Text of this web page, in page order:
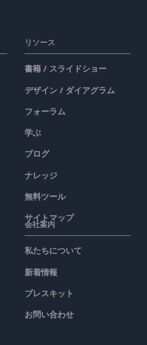
リソース
書籍 / スライドショー
デザイン / ダイアグラム
フォーラム
学ぶ
ブログ
ナレッジ
無料ツール
サイトマップ
会社案内
私たちについて
新着情報
プレスキット
お問い合わせ